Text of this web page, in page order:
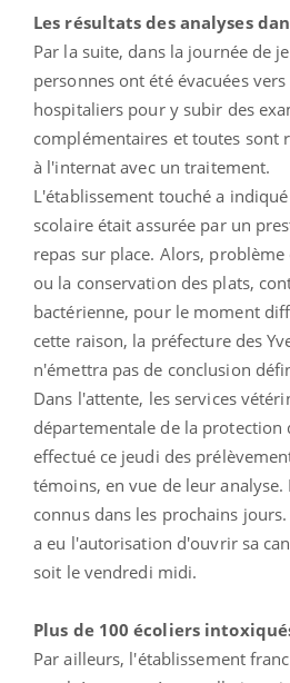
Les résultats des analyses
Par la suite, dans la journée de
personnes ont été évacuées
hospitaliers pour y subir des
complémentaires et toutes sont
à l'internat avec un traitement.
L'établissement touché a
scolaire était assurée par un
repas sur place. Alors,
ou la conservation des plats,
bactérienne, pour le moment
cette raison, la préfecture des
n'émettra pas de conclusion
Dans l'attente, les services
départementale de la
effectué ce jeudi des
témoins, en vue de leur
connus dans les prochains
a eu l'autorisation d'ouvrir sa
soit le vendredi midi.
Plus de 100 écoliers
Par ailleurs, l'établissement